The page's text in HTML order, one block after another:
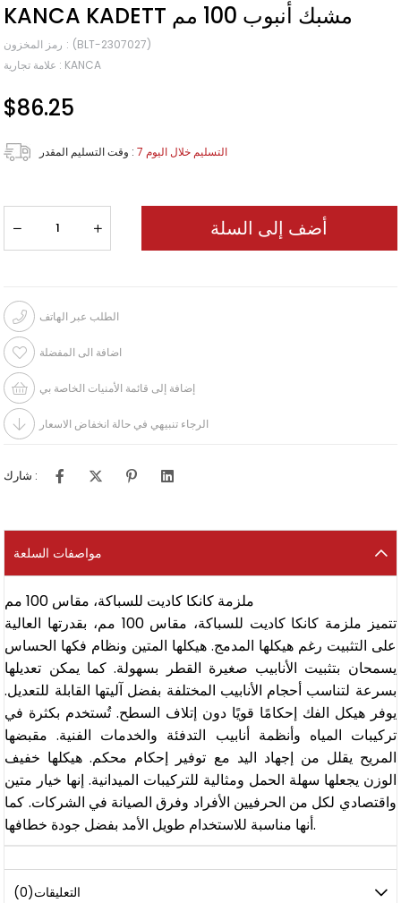
KANCA KADETT مشبك أنبوب 100 مم
رمز المخزون
(BLT-2307027)
علامة تجارية : KANCA
$86.25
وقت التسليم المقدر : 7 التسليم خلال اليوم
الطلب عبر الهاتف
اضافة الى المفضلة
إضافة إلى قائمة الأمنيات الخاصة بي
الرجاء تنبيهي في حالة انخفاض الاسعار
شارك :
مواصفات السلعة
ملزمة كانكا كاديت للسباكة، مقاس 100 مم
تتميز ملزمة كانكا كاديت للسباكة، مقاس 100 مم، بقدرتها العالية
على التثبيت رغم هيكلها المدمج. هيكلها المتين ونظام فكها الحساس
يسمحان بتثبيت الأنابيب صغيرة القطر بسهولة. كما يمكن تعديلها
بسرعة لتناسب أحجام الأنابيب المختلفة بفضل آليتها القابلة للتعديل.
يوفر هيكل الفك إحكامًا قويًا دون إتلاف السطح. تُستخدم بكثرة في
تركيبات المياه وأنظمة أنابيب التدفئة والخدمات الفنية. مقبضها
المريح يقلل من إجهاد اليد مع توفير إحكام محكم. هيكلها خفيف
الوزن يجعلها سهلة الحمل ومثالية للتركيبات الميدانية. إنها خيار متين
واقتصادي لكل من الحرفيين الأفراد وفرق الصيانة في الشركات. كما
أنها مناسبة للاستخدام طويل الأمد بفضل جودة خطافها.
التعليقات(0)